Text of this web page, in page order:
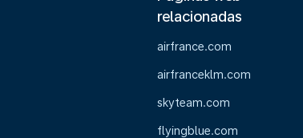
relacionadas
airfrance.com
airfranceklm.com
skyteam.com
flyingblue.com